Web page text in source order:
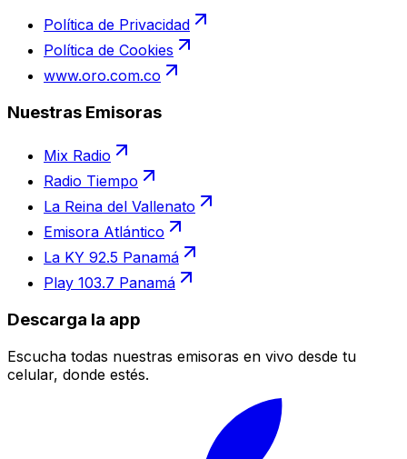
Política de Privacidad
Política de Cookies
www.oro.com.co
Nuestras Emisoras
Mix Radio
Radio Tiempo
La Reina del Vallenato
Emisora Atlántico
La KY 92.5 Panamá
Play 103.7 Panamá
Descarga la app
Escucha todas nuestras emisoras en vivo desde tu
celular, donde estés.